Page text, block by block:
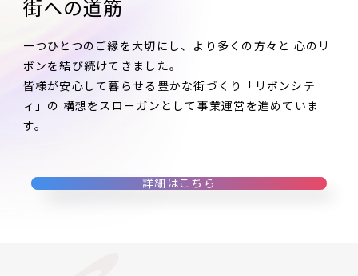
街への道筋
一つひとつのご縁を大切にし、より多くの方々と 心のリ
ボンを結び続けてきました。
皆様が安心して暮らせる豊かな街づくり「リボンシテ
ィ」の 構想をスローガンとして事業運営を進めていま
す。
詳細はこちら